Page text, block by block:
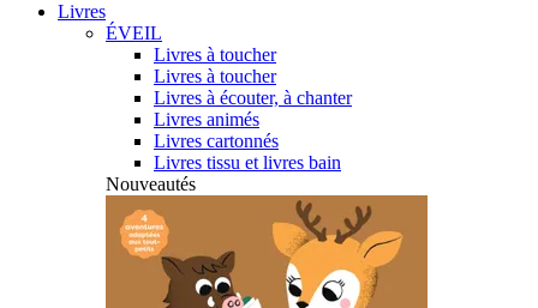
Livres
ÉVEIL
Livres à toucher
Livres à toucher
Livres à écouter, à chanter
Livres animés
Livres cartonnés
Livres tissu et livres bain
Nouveautés